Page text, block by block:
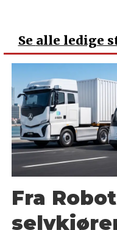
Se alle ledige
Fra